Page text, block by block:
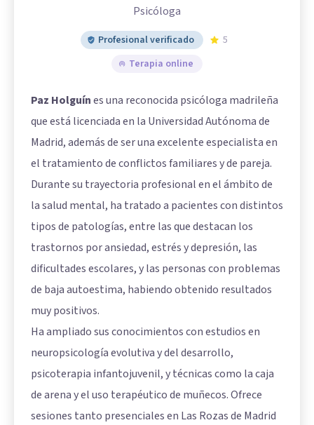
Psicóloga
Profesional verificado
5
Terapia online
Paz Holguínes una reconocida psicóloga madrileña
que está licenciada en la Universidad Autónoma de
Madrid, además de ser una excelente especialista en
el tratamiento de conflictos familiares y de pareja.
Durante su trayectoria profesional en el ámbito de
la salud mental, ha tratado a pacientes con distintos
tipos de patologías, entre las que destacan los
trastornos por ansiedad, estrés y depresión, las
dificultades escolares, y las personas con problemas
de baja autoestima, habiendo obtenido resultados
muy positivos.
Ha ampliado sus conocimientos con estudios en
neuropsicología evolutiva y del desarrollo,
psicoterapia infantojuvenil, y técnicas como la caja
de arena y el uso terapéutico de muñecos. Ofrece
sesiones tanto presenciales en Las Rozas de Madrid